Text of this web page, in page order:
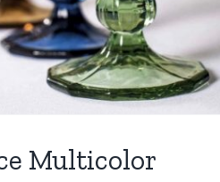
Multicolor